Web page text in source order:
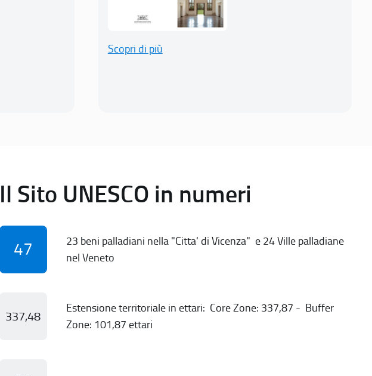
Scopri di più
Il Sito UNESCO in numeri
47
23 beni palladiani nella "Citta' di Vicenza" e 24 Ville palladiane
nel Veneto
337,48
Estensione territoriale in ettari: Core Zone: 337,87 - Buffer
Zone: 101,87 ettari